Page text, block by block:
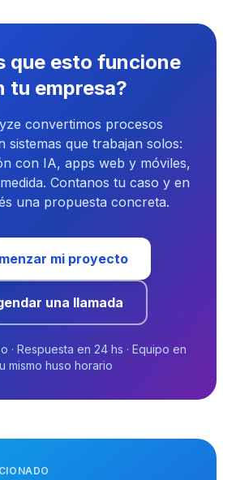
que esto funcione
tu empresa?
convertimos procesos
sistemas que trabajan solos:
con IA, apps web y móviles,
Contanos tu caso y en
una propuesta concreta.
mi proyecto
una llamada
· Respuesta en 24 hs · Equipo en
mismo huso horario